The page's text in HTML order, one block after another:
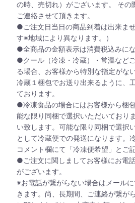
の時、売切れ）がございます。 その
ご連絡させて頂きます。
●ご注文日当日の商品到着は出来ま
す※地域により異なります。）
●全商品の金額表示は消費税込みにな
●クール（冷凍・冷蔵）・常温など
る場合、お客様から特別な指定がな
冷蔵１梱包でお送り出来るように、
ております。
●冷凍食品の場合にはお客様から梱
能な限り同梱で選択いただいており
い致します。可能な限り同梱で選択
として冷蔵便での発送になります。
コメント欄にて「冷凍便希望」とご
●ご注文に関しましてお客様にお電
がございます。
※お電話が繋がらない場合はメール
きます。尚、長期間、ご連絡が繋が